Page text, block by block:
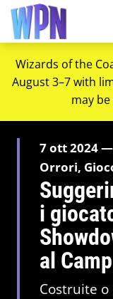
Wizards of the
August 3–7 with
may
7 ott 2024
Orrori,
i
al
Costruite